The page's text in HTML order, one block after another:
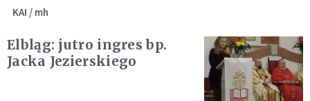
KAI / mh
Elbląg: jutro ingres bp.
Jacka Jezierskiego